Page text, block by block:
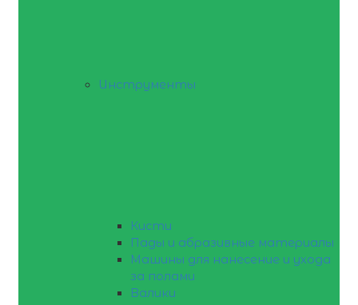
Инструменты
Кисти
Пады и абразивные материалы
Машины для нанесение и ухода
за полами
Валики